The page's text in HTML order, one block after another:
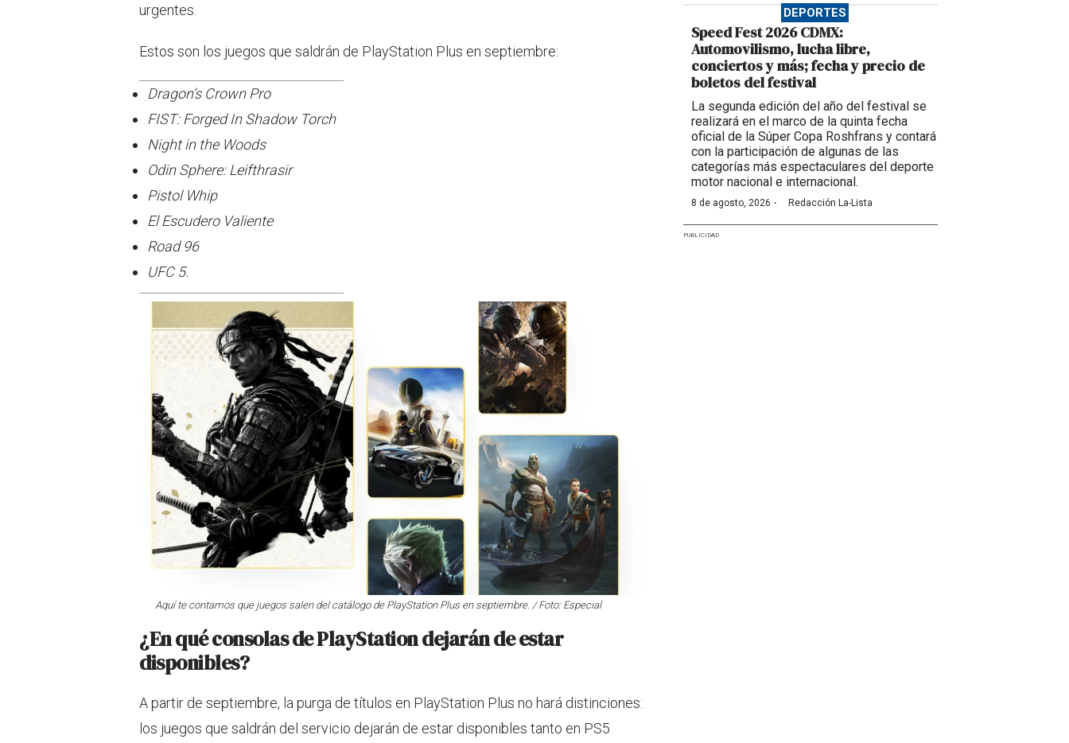
urgentes.
Estos son los juegos que saldrán de PlayStation Plus en septiembre:
Dragon’s Crown Pro
FIST: Forged In Shadow Torch
Night in the Woods
Odin Sphere: Leifthrasir
Pistol Whip
El Escudero Valiente
Road 96
UFC 5.
Aquí te contamos que juegos salen del catálogo de PlayStation Plus en septiembre. / Foto: Especial
¿En qué consolas de PlayStation dejarán de estar
disponibles?
A partir de septiembre, la purga de títulos en PlayStation Plus no hará distinciones:
los juegos que saldrán del servicio dejarán de estar disponibles tanto en PS5
DEPORTES
Speed Fest 2026 CDMX:
Automovilismo, lucha libre,
conciertos y más; fecha y precio de
boletos del festival
La segunda edición del año del festival se
realizará en el marco de la quinta fecha
oficial de la Súper Copa Roshfrans y contará
con la participación de algunas de las
categorías más espectaculares del deporte
motor nacional e internacional.
8 de agosto, 2026 · Redacción La-Lista
PUBLICIDAD